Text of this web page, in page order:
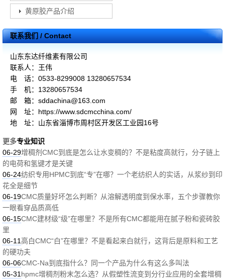
黄原胶产品介绍
联系我们 / Contact
山东东达纤维素有限公司
联系人：王伟
电 话：0533-8299008 13280657534
手 机：13280657534
邮 箱：sddachina@163.com
网 址：https://www.sdcmcchina.com/
地 址：山东省淄博市周村区开发区工业园16号
更多专业知识
06-29增稠剂CMC到底是怎么让水变稠的？不是粘度高就行，分子链上
的电荷和氢键才是关键
06-24纺织专用HPMC到底“专”在哪？一个老纺织人的实话，从浆纱到印
花全是细节
06-19CMC质量好坏怎么判断？从溶解透明度到保水率，五个步骤教你
一眼看穿品质高低
06-15CMC建材级“级”在哪里？不是所有CMC都能用在腻子粉和瓷砖胶
里
06-11高白CMC“白”在哪里？不是看起来白就行，这背后是原料和工艺
的硬功夫
06-06CMC-Na到底指什么？同一个产品为什么有这么多叫法
05-31 hpmc增稠剂粉末怎么选？从假塑性流变到分行业应用的全套增稠